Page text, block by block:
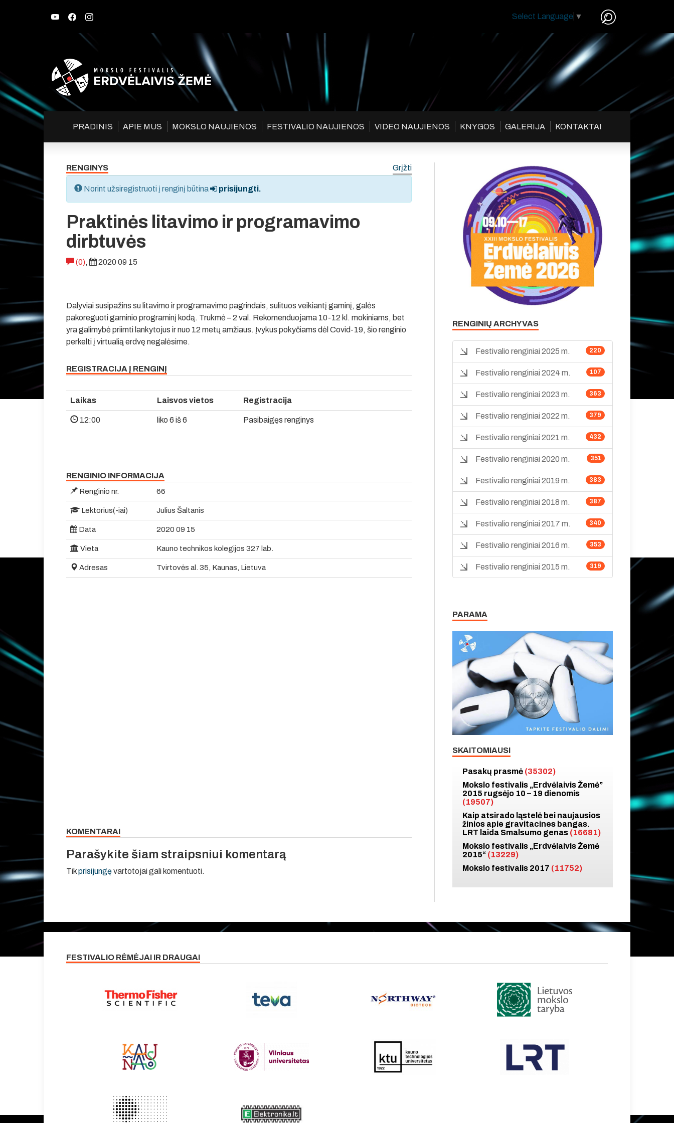
Select Language ▼
PRADINIS APIE MUS MOKSLO NAUJIENOS FESTIVALIO NAUJIENOS VIDEO NAUJIENOS KNYGOS GALERIJA KONTAKTAI
RENGINYS Grįžti
Norint užsiregistruoti į renginį būtina prisijungti.
Praktinės litavimo ir programavimo
dirbtuvės
(0), 2020 09 15
Dalyviai susipažins su litavimo ir programavimo pagrindais, sulituos veikiantį gaminį, galės
pakoreguoti gaminio programinį kodą. Trukmė – 2 val. Rekomenduojama 10-12 kl. mokiniams, bet
yra galimybė priimti lankytojus ir nuo 12 metų amžiaus. Įvykus pokyčiams dėl Covid-19, šio renginio
perkelti į virtualią erdvę negalėsime.
REGISTRACIJA Į RENGINĮ
Laikas Laisvos vietos Registracija
12:00 liko 6 iš 6 Pasibaigęs renginys
RENGINIO INFORMACIJA
Renginio nr. 66
Lektorius(-iai) Julius Šaltanis
Data 2020 09 15
Vieta Kauno technikos kolegijos 327 lab.
Adresas Tvirtovės al. 35, Kaunas, Lietuva
KOMENTARAI
Parašykite šiam straipsniui komentarą
Tikprisijungęvartotojai gali komentuoti.
RENGINIŲ ARCHYVAS
220
Festivalio renginiai 2025 m.
107
Festivalio renginiai 2024 m.
363
Festivalio renginiai 2023 m.
379
Festivalio renginiai 2022 m.
432
Festivalio renginiai 2021 m.
351
Festivalio renginiai 2020 m.
383
Festivalio renginiai 2019 m.
387
Festivalio renginiai 2018 m.
340
Festivalio renginiai 2017 m.
353
Festivalio renginiai 2016 m.
319
Festivalio renginiai 2015 m.
PARAMA
SKAITOMIAUSI
Pasakų prasmė (35302)
Mokslo festivalis „Erdvėlaivis Žemė”
2015 rugsėjo 10 – 19 dienomis
(19507)
Kaip atsirado ląstelė bei naujausios
žinios apie gravitacines bangas.
LRT laida Smalsumo genas (16681)
Mokslo festivalis „Erdvėlaivis Žemė
2015“ (13229)
Mokslo festivalis 2017 (11752)
FESTIVALIO RĖMĖJAI IR DRAUGAI